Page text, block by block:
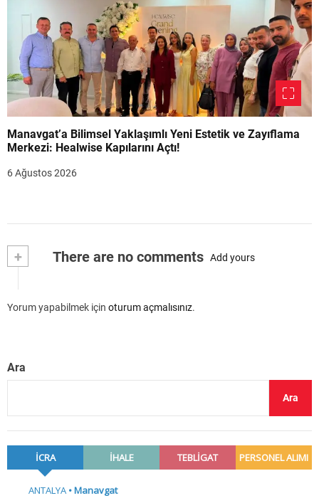
Manavgat’a Bilimsel Yaklaşımlı Yeni Estetik ve Zayıflama
Merkezi: Healwise Kapılarını Açtı!
6 Ağustos 2026
+ There are no comments Add yours
Yorum yapabilmek için oturum açmalısınız.
Ara
Ara